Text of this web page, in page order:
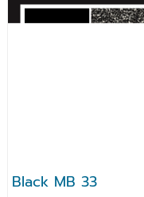
Black MB 33